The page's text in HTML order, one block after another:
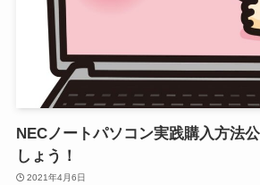
NECノートパソコン実践購入方法
しょう！
2021年4月6日